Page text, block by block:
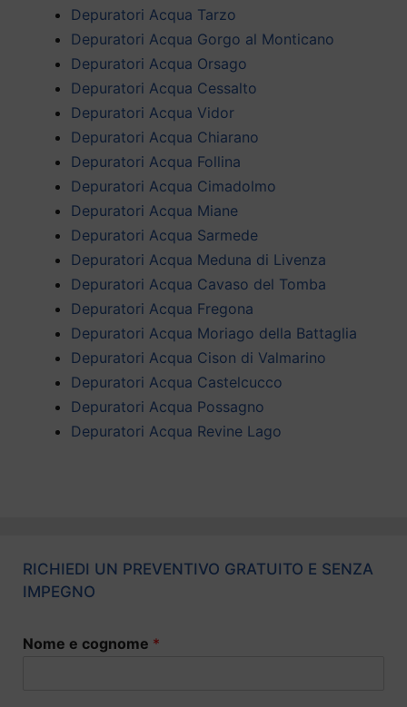
Depuratori Acqua Tarzo
Depuratori Acqua Gorgo al Monticano
Depuratori Acqua Orsago
Depuratori Acqua Cessalto
Depuratori Acqua Vidor
Depuratori Acqua Chiarano
Depuratori Acqua Follina
Depuratori Acqua Cimadolmo
Depuratori Acqua Miane
Depuratori Acqua Sarmede
Depuratori Acqua Meduna di Livenza
Depuratori Acqua Cavaso del Tomba
Depuratori Acqua Fregona
Depuratori Acqua Moriago della Battaglia
Depuratori Acqua Cison di Valmarino
Depuratori Acqua Castelcucco
Depuratori Acqua Possagno
Depuratori Acqua Revine Lago
RICHIEDI UN PREVENTIVO GRATUITO E SENZA
IMPEGNO
Nome e cognome *